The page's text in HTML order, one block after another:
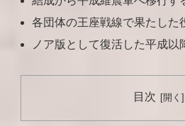
各団体の王座戦線で果たした
ノア版として復活した平成以
目次